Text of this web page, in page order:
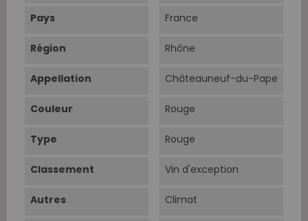
Pays France
Région Rhône
Appellation Châteauneuf-du-Pape
Couleur Rouge
Type Rouge
Classement Vin d'exception
Autres Climat